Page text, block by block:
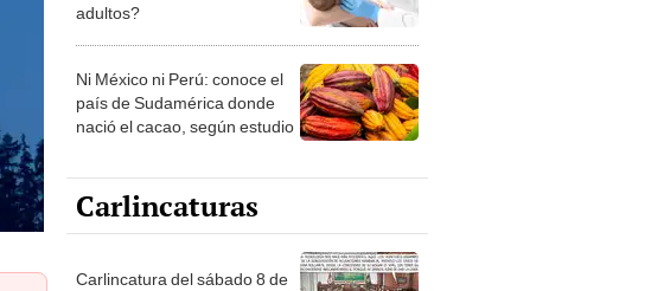
adultos?
Ni México ni Perú: conoce el
país de Sudamérica donde
nació el cacao, según estudio
Carlincaturas
Carlincatura del sábado 8 de